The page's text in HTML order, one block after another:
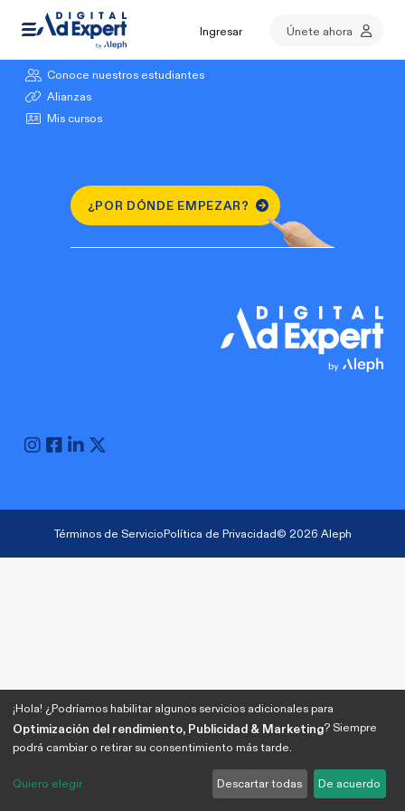
Ingresar
Únete ahora
Explora nuestros cursos
Conoce nuestros estudiantes
Alianzas
Mis cursos
¿POR DÓNDE EMPEZAR?
Términos de ServicioPolítica de Privacidad© 2026 Aleph
¡Hola! ¿Podríamos habilitar algunos servicios adicionales para
Optimización del rendimiento, Publicidad & Marketing? Siempre
podrá cambiar o retirar su consentimiento más tarde.
Quiero elegir Descartar todas De acuerdo